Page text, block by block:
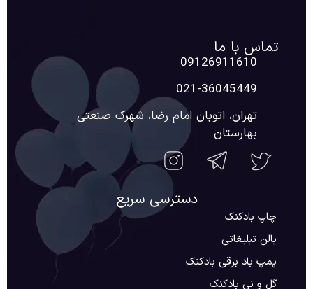
تماس با ما
09126911610
021-36045449
تهران، اتوبان امام رضا، شهرک صنعتی
بهارستان
دسترسی سریع
چاپ بادکنک
بالن تبلیغاتی
پمپ باد برقی بادکنک
گل و نی بادکنک